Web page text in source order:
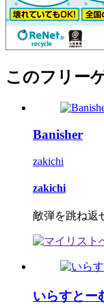
このフリー
Banisher
zakichi
zakichi
敵弾を跳ね返
いらすとー